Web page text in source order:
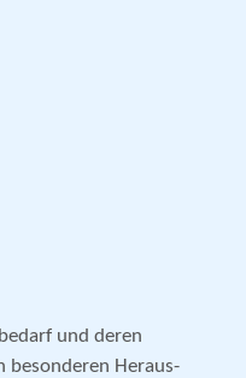
und deren
besonderen Heraus­